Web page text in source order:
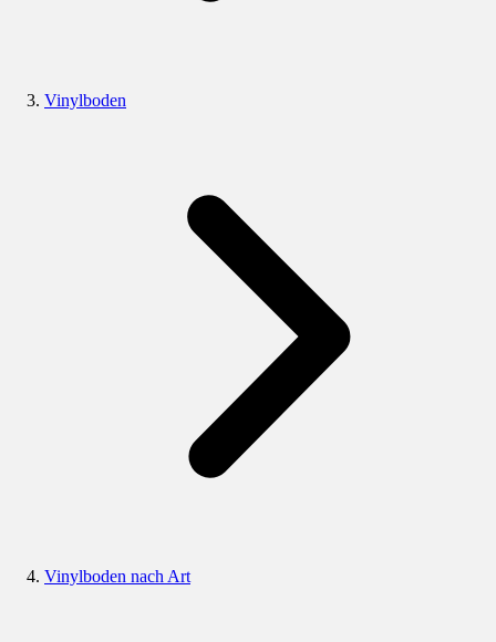
Vinylboden
Vinylboden nach Art